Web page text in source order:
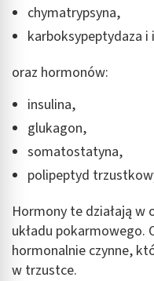
chymatrypsyna,
karboksypeptydaza i
oraz hormonów:
insulina,
glukagon,
somatostatyna,
polipeptyd
Hormony te działają w
układu pokarmowego.
hormonalnie czynne,
w trzustce.